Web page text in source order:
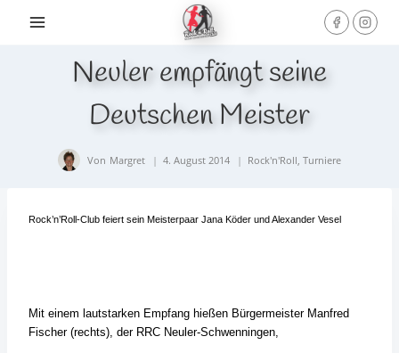
Neuler empfängt seine
Deutschen Meister
Von Margret 4. August 2014 Rock'n'Roll Turniere
Rock’n’Roll-Club feiert sein Meisterpaar Jana Köder und Alexander Vesel
Mit einem lautstarken Empfang hießen Bürgermeister Manfred
Fischer (rechts), der RRC Neuler-Schwenningen,